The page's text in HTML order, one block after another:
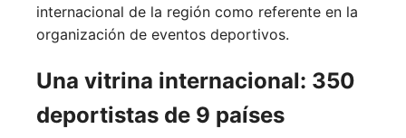
internacional de la región como referente en la
organización de eventos deportivos.
Una vitrina internacional: 350
deportistas de 9 países